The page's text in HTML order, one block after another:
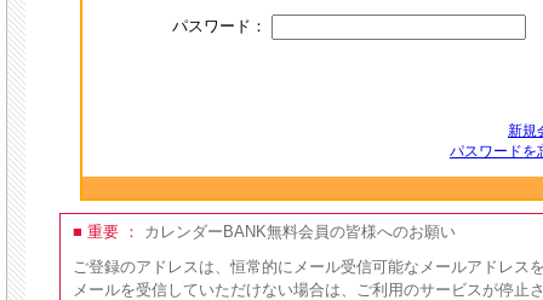
パスワード：
新規
パスワードを
■ 重要 ：
カレンダーBANK無料会員の皆様へのお願い
ご登録のアドレスは、恒常的にメール受信可能なメールアドレス
メールを受信していただけない場合は、ご利用のサービスが停止